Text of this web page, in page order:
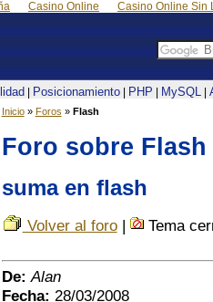
Casino Online Casino Online Sin
Posicionamiento| PHP MySQL|
Inicio» Foros » Flash
Foro sobre Flash
suma en flash
Volver al foro| Tema
De: Alan
Fecha: 28/03/2008